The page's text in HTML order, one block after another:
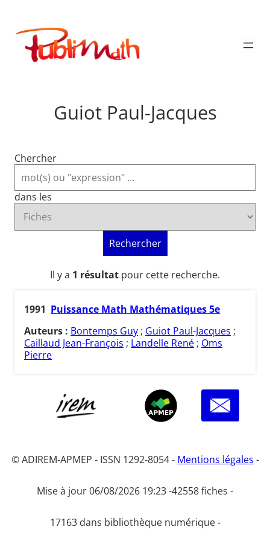
contenu
Publimath
Guiot Paul-Jacques
Chercher
dans les
Rechercher
Il y a 1 résultat pour cette recherche.
1991 Puissance Math Mathématiques 5e
Auteurs : Bontemps Guy ; Guiot Paul-Jacques ;
Caillaud Jean-François ; Landelle René ; Oms
Pierre
© ADIREM-APMEP - ISSN 1292-8054 - Mentions légales -
Mise à jour 06/08/2026 19:23 -42558 fiches -
17163 dans bibliothèque numérique -